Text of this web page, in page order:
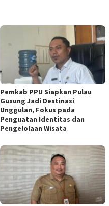
Pemkab PPU Siapkan Pulau
Gusung Jadi Destinasi
Unggulan, Fokus pada
Penguatan Identitas dan
Pengelolaan Wisata